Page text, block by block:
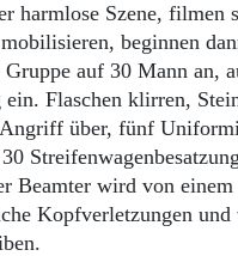
harmlose Szene, filmen
beginnen
auf 30 Mann an,
Flaschen klirren,
über, fünf
Beamter wird von einem
Kopfverletzungen